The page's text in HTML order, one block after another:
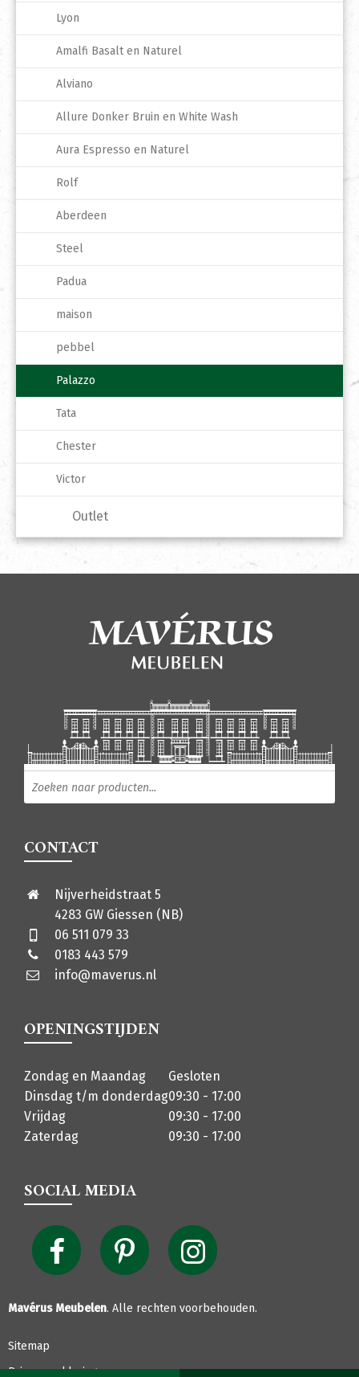
Lyon
Amalfi Basalt en Naturel
Alviano
Allure Donker Bruin en White Wash
Aura Espresso en Naturel
Rolf
Aberdeen
Steel
Padua
maison
pebbel
Palazzo
Tata
Chester
Victor
Outlet
CONTACT
Nijverheidstraat 5
4283 GW Giessen (NB)
06 511 079 33
0183 443 579
info@maverus.nl
OPENINGSTIJDEN
Zondag en Maandag
Gesloten
Dinsdag t/m donderdag09:30 - 17:00
Vrijdag
09:30 - 17:00
Zaterdag
09:30 - 17:00
SOCIAL MEDIA
Mavérus Meubelen. Alle rechten voorbehouden.
Sitemap
Privacyverklaring